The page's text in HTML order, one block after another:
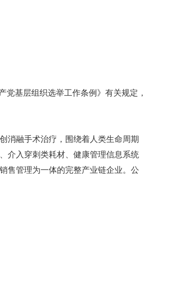
基层组织选举工作条例》有关规定，
消融手术治疗，围绕着人类生命周期
介入穿刺类耗材、健康管理信息系统
售管理为一体的完整产业链企业。公